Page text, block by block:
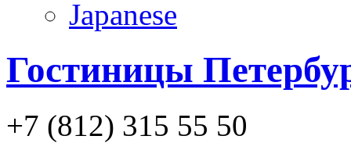
Japanese
Гостиницы
+7 (812) 315 55 50